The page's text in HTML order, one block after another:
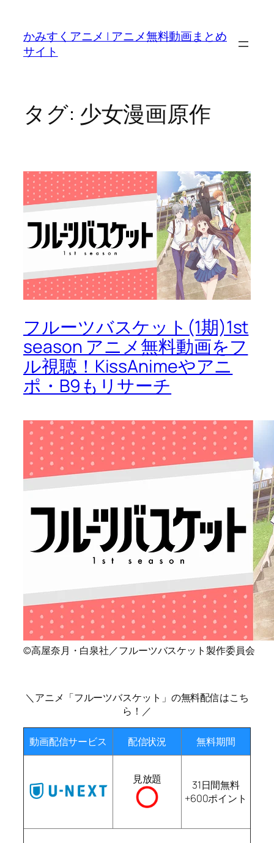
かみすくアニメ | アニメ無料動画まとめ
サイト
タグ: 少女漫画原作
フルーツバスケット(1期)1st
season アニメ無料動画をフ
ル視聴！KissAnimeやアニ
ポ・B9もリサーチ
©高屋奈月・白泉社／フルーツバスケット製作委員会
＼アニメ「フルーツバスケット」の無料配信はこち
ら！／
動画配信サービス 配信状況 無料期間
見放題
31日間無料
+600ポイント